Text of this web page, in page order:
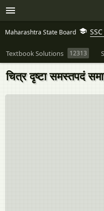
Maharashtra State Board
Textbook Solutions 12313
चित्र दृष्टा समस्तपदं